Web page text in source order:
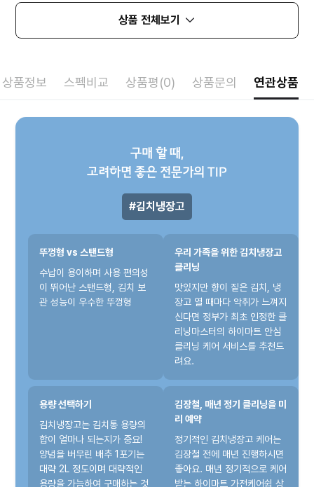
상품 전체보기
상품정보 스펙비교 상품평(0) 상품문의 연관상품
구매 할 때,
고려하면 좋은 전문가의 TIP
김치냉장고
뚜껑형 vs 스탠드형
수납이 용이하며 사용 편의성
이 뛰어난 스탠드형, 김치 보
관 성능이 우수한 뚜껑형
용량 선택하기
김치냉장고는 김치통 용량의
합이 얼마나 되는지가 중요!
양념을 버무린 배추 1포기는
대략 2L 정도이며 대략적인
용량을 가늠하여 구매하는 것
우리 가족을 위한 김치냉장고
클리닝
맛있지만 향이 짙은 김치, 냉
장고 열 때마다 악취가 느껴지
신다면 정부가 최초 인정한 클
리닝마스터의 하이마트 안심
클리닝 케어 서비스를 추천드
려요.
김장철, 매년 정기 클리닝을 미
리 예약
정기적인 김치냉장고 케어는
김장철 전에 매년 진행하시면
좋아요. 매년 정기적으로 케어
받는 하이마트 가전케어쉽 상